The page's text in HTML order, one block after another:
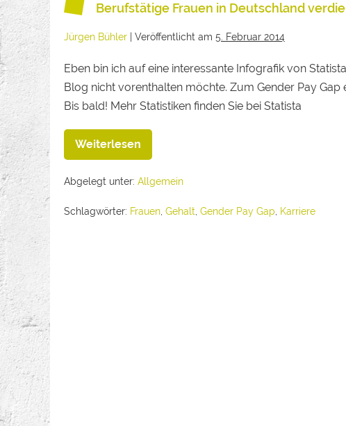
Berufstätige Frauen in Deutschland
Jürgen Bühler Veröffentlicht am 5. Februar 2014
Eben bin ich auf eine interessante Infografik von
Blog nicht vorenthalten möchte. Zum Gender Pay Gap
Bis bald! Mehr Statistiken finden Sie bei Statista
Weiterlesen
Abgelegt unter: Allgemein
Schlagwörter: Frauen Gehalt Gender Pay Gap Karriere